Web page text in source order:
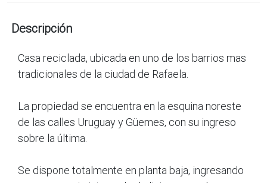
Descripción
Casa reciclada, ubicada en uno de los barrios mas
tradicionales de la ciudad de Rafaela.
La propiedad se encuentra en la esquina noreste
de las calles Uruguay y Güemes, con su ingreso
sobre la última.
Se dispone totalmente en planta baja, ingresando